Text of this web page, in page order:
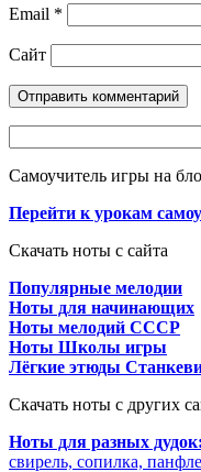
Email *
Сайт
Самоучитель игры на
Перейти к урокам
Скачать ноты с сайта
Популярные мелодии
Ноты для начинающих
Ноты мелодий СССР
Ноты Школы игры
Лёгкие этюды
Скачать ноты с других
Ноты для разных дудок:
свирель, сопилка,